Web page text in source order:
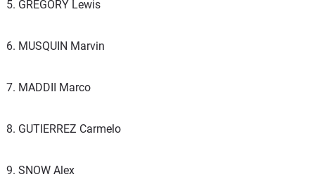
5. GREGORY Lewis
6. MUSQUIN Marvin
7. MADDII Marco
8. GUTIERREZ Carmelo
9. SNOW Alex